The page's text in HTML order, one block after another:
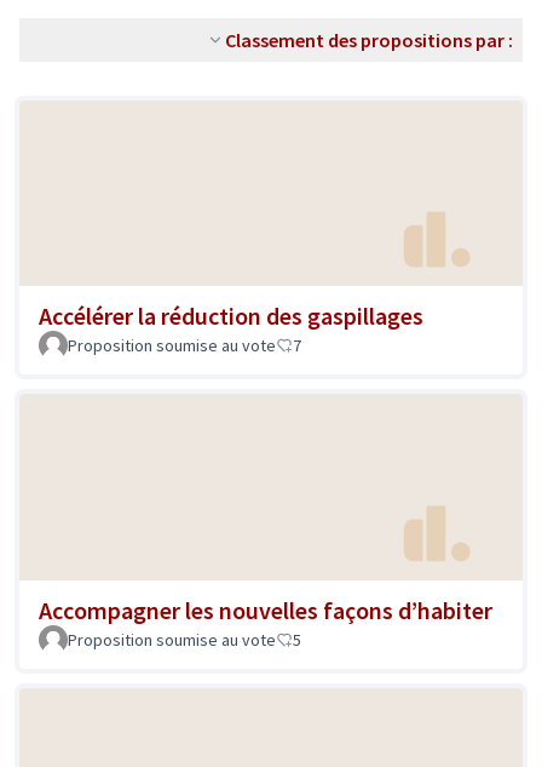
Classement des propositions par :
Accélérer la réduction des gaspillages
Proposition soumise au vote 7
Accompagner les nouvelles façons d’habiter
Proposition soumise au vote 5